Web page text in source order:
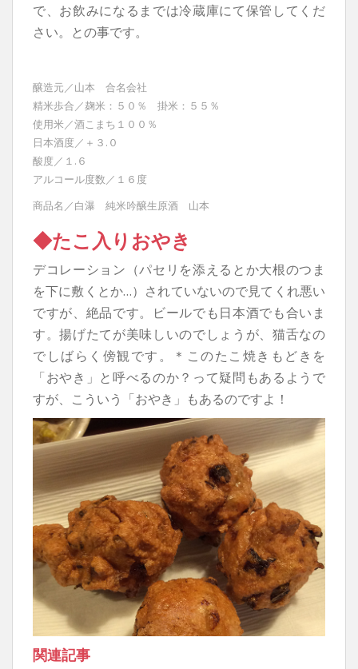
で、お飲みになるまでは冷蔵庫にて保管してくだ
さい。との事です。
醸造元／山本 合名会社
精米歩合／麹米：５０％ 掛米：５５％
使用米／酒こまち１００％
日本酒度／＋３.０
酸度／１.６
アルコール度数／１６度
商品名／白瀑 純米吟醸生原酒 山本
◆たこ入りおやき
デコレーション（パセリを添えるとか大根のつま
を下に敷くとか…）されていないので見てくれ悪い
ですが、絶品です。ビールでも日本酒でも合いま
す。揚げたてが美味しいのでしょうが、猫舌なの
でしばらく傍観です。＊このたこ焼きもどきを
「おやき」と呼べるのか？って疑問もあるようで
すが、こういう「おやき」もあるのですよ！
関連記事